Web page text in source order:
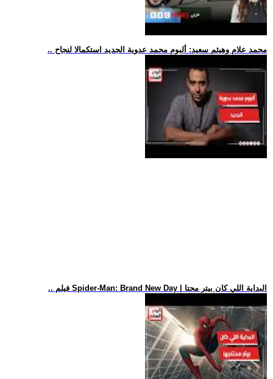
.. محمد علام وهيثم سعيد: ألبوم محمد عدوية الجديد استكمالا لنجاح
.. فيلم Spider-Man: Brand New Day | البداية اللي كان بيتر محتا